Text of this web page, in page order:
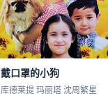
戴口罩的小狗
库德莱提 玛丽塔 沈周繁星